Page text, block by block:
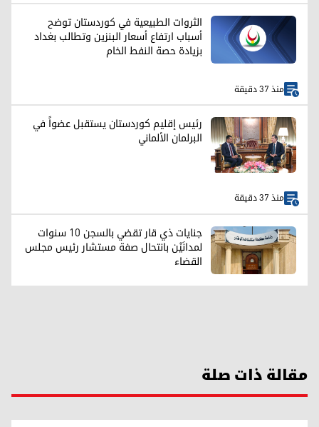
الثروات الطبيعية في كوردستان توضح
أسباب ارتفاع أسعار البنزين وتطالب بغداد
بزيادة حصة النفط الخام
منذ 37 دقيقة
رئيس إقليم كوردستان يستقبل عضواً في
البرلمان الألماني
منذ 37 دقيقة
جنايات ذي قار تقضي بالسجن 10 سنوات
لمدانَيْن بانتحال صفة مستشار رئيس مجلس
القضاء
مقالة ذات صلة